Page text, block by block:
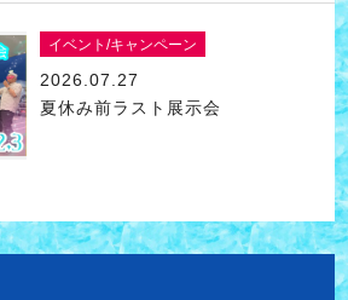
イベント/キャンペーン
2026.07.27
夏休み前ラスト展示会